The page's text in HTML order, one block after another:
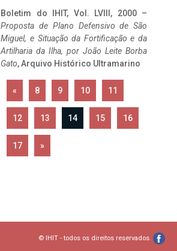
Boletim do IHIT, Vol. LVIII, 2000 –
Proposta de Plano Defensivo de São
Miguel, e Situação da Fortificação e da
Artilharia da Ilha, por João Leite Borba
Gato, Arquivo Histórico Ultramarino
« 8 9 10 11
12 13 14 15 16
17 »
© IHIT - todos os direitos reservados.